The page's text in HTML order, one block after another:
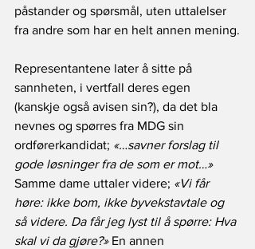
påstander og spørsmål, uten uttalelser
fra andre som har en helt annen mening.
Representantene later å sitte på
sannheten, i vertfall deres egen
(kanskje også avisen sin?), da det bla
nevnes og spørres fra MDG sin
ordførerkandidat; «…savner forslag til
gode løsninger fra de som er mot…»
Samme dame uttaler videre; «Vi får
høre: ikke bom, ikke byvekstavtale og
så videre. Da får jeg lyst til å spørre: Hva
skal vi da gjøre?» En annen